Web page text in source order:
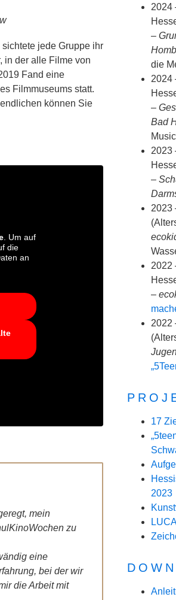
jede Gruppe ihr
in der alle Filme von
Fand eine
Filmmuseums statt.
können Sie
. Um auf
die
an
mein
zu
eine
bei der wir
die Arbeit mit
2024
–
die
2024
–
Bad
2023
–
2023
2022
–
2022
17
2023